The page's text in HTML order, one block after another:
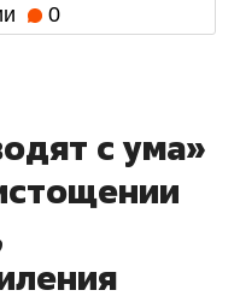
0
с ума»